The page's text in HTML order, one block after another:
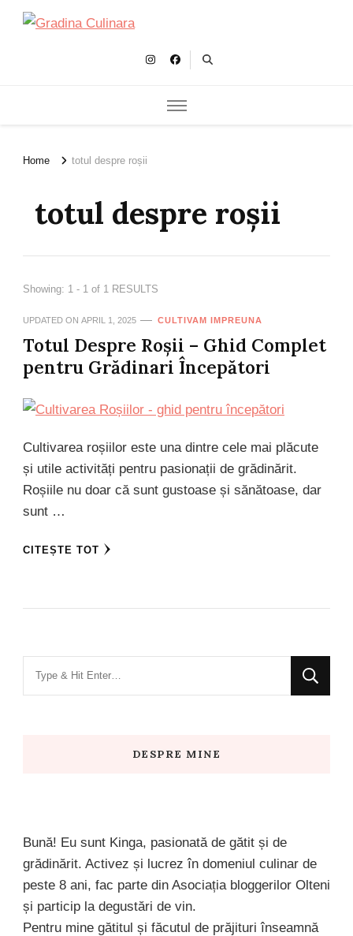
Home totul despre roșii
totul despre roșii
Showing: 1 - 1 of 1 RESULTS
UPDATED ON APRIL 1, 2025 CULTIVAM IMPREUNA
Totul Despre Roșii – Ghid Complet
pentru Grădinari Începători
Cultivarea roșiilor este una dintre cele mai plăcute
și utile activități pentru pasionații de grădinărit.
Roșiile nu doar că sunt gustoase și sănătoase, dar
sunt …
CITEȘTE TOT
DESPRE MINE
Bună! Eu sunt Kinga, pasionată de gătit și de
grădinărit. Activez și lucrez în domeniul culinar de
peste 8 ani, fac parte din Asociația bloggerilor Olteni
și particip la degustări de vin.
Pentru mine gătitul și făcutul de prăjituri înseamnă